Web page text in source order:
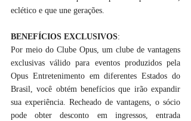
eclético e que une gerações.
BENEFÍCIOS EXCLUSIVOS:
Por meio do Clube Opus, um clube de vantagens
exclusivas válido para eventos produzidos pela
Opus Entretenimento em diferentes Estados do
Brasil, você obtém benefícios que irão expandir
sua experiência. Recheado de vantagens, o sócio
pode obter desconto em ingressos, entrada